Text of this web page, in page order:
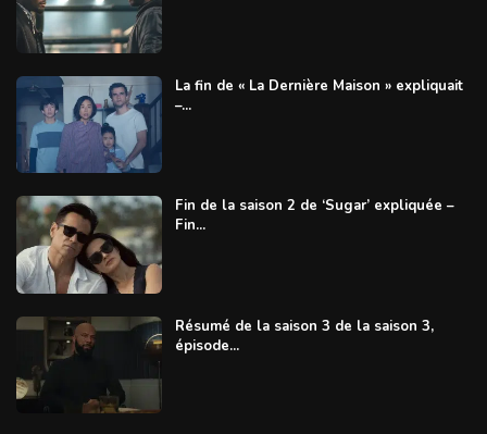
La fin de « La Dernière Maison » expliquait
–...
Fin de la saison 2 de ‘Sugar’ expliquée –
Fin...
Résumé de la saison 3 de la saison 3,
épisode...